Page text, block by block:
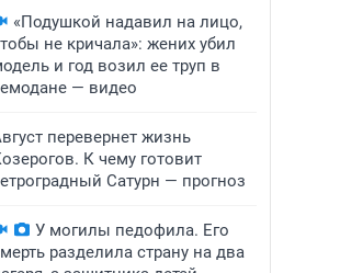
«Подушкой надавил на лицо,
не кричала»: жених убил
и год возил ее труп в
— видео
перевернет жизнь
К чему готовит
Сатурн — прогноз
У могилы педофила. Его
разделила страну на два